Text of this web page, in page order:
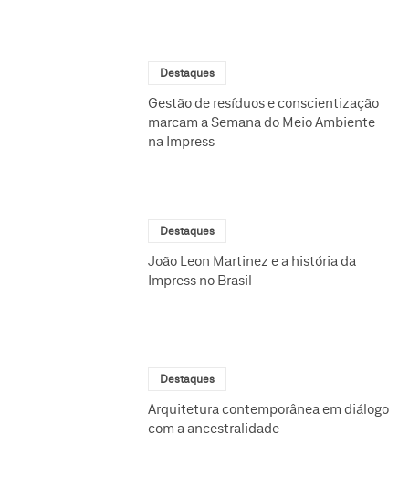
Destaques
Gestão de resíduos e conscientização
marcam a Semana do Meio Ambiente
na Impress
Destaques
João Leon Martinez e a história da
Impress no Brasil
Destaques
Arquitetura contemporânea em diálogo
com a ancestralidade